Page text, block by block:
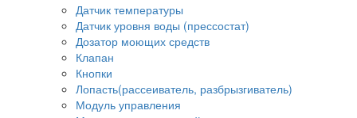
Датчик температуры
Датчик уровня воды (прессостат)
Дозатор моющих средств
Клапан
Кнопки
Лопасть(рассеиватель, разбрызгиватель)
Модуль управления